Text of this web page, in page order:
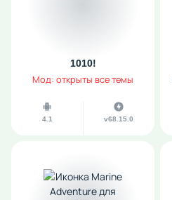
1010!
Мод: открыты все темы
4.1 v68.15.0